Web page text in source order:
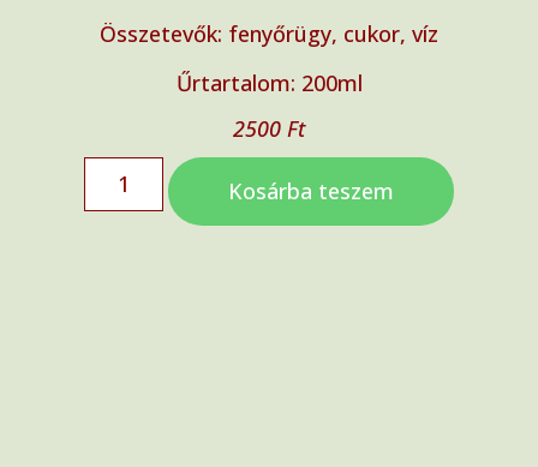
Összetevők: fenyőrügy, cukor, víz
Űrtartalom: 200ml
2500 Ft
Kosárba teszem